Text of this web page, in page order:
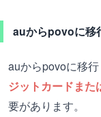
auからpovoに移
auからpovoに移行
ジットカードまた
要があります。